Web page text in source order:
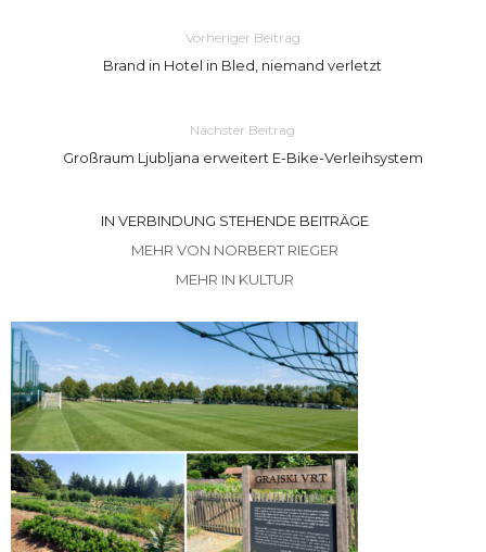
Vorheriger Beitrag
Brand in Hotel in Bled, niemand verletzt
Nächster Beitrag
Großraum Ljubljana erweitert E-Bike-Verleihsystem
IN VERBINDUNG STEHENDE BEITRÄGE
MEHR VON NORBERT RIEGER
MEHR IN KULTUR